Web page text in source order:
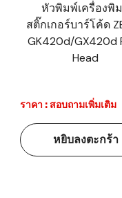
หัวพิมพ์เครื่องพิ
สติ๊กเกอร์บาร์โค้ด
GK420d/GX420d
Head
ราคา : สอบถามเพิ่มเติม
หยิบลงตะกร้า